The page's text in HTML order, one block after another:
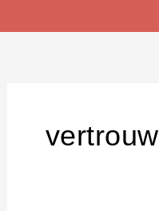
to
vertrouw